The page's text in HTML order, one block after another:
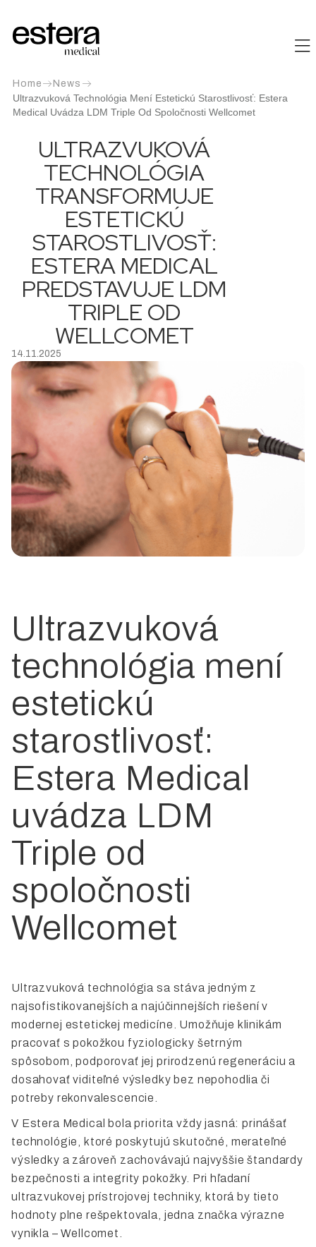
Home News
Ultrazvuková Technológia Mení Estetickú Starostlivosť: Estera
Medical Uvádza LDM Triple Od Spoločnosti Wellcomet
ULTRAZVUKOVÁ
TECHNOLÓGIA
TRANSFORMUJE
ESTETICKÚ
STAROSTLIVOSŤ:
ESTERA MEDICAL
PREDSTAVUJE LDM
TRIPLE OD
WELLCOMET
14.11.2025
Ultrazvuková
technológia mení
estetickú
starostlivosť:
Estera Medical
uvádza LDM
Triple od
spoločnosti
Wellcomet
Ultrazvuková technológia sa stáva jedným z
najsofistikovanejších a najúčinnejších riešení v
modernej estetickej medicíne. Umožňuje klinikám
pracovať s pokožkou fyziologicky šetrným
spôsobom, podporovať jej prirodzenú regeneráciu a
dosahovať viditeľné výsledky bez nepohodlia či
potreby rekonvalescencie.
V Estera Medical bola priorita vždy jasná: prinášať
technológie, ktoré poskytujú skutočné, merateľné
výsledky a zároveň zachovávajú najvyššie štandardy
bezpečnosti a integrity pokožky. Pri hľadaní
ultrazvukovej prístrojovej techniky, ktorá by tieto
hodnoty plne rešpektovala, jedna značka výrazne
vynikla – Wellcomet.